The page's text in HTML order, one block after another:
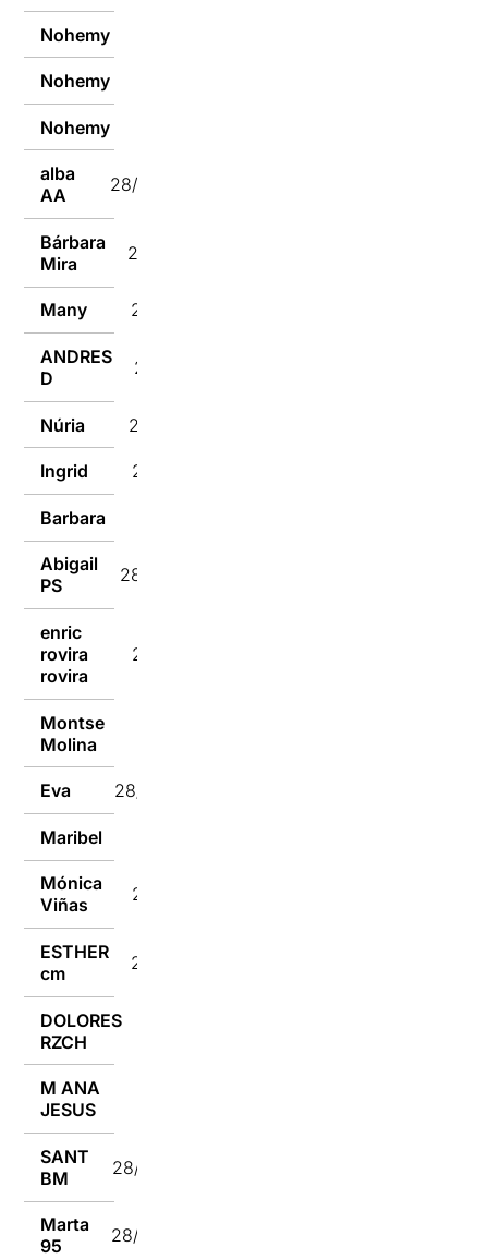
Nohemy
Nohemy
Nohemy
alba
AA
28/10/2024
Bárbara
Mira
28/10/2024
Many 28/10/2024
ANDRES
D
28/10/2024
Núria 28/10/2024
Ingrid 28/10/2024
Barbara
Abigail
PS
28/10/2024
enric
rovira
rovira
28/10/2024
Montse
Molina
Eva 28/10/2024
Maribel
Mónica
Viñas
28/10/2024
ESTHER
cm
28/10/2024
DOLORES
RZCH
M ANA
JESUS
SANT
BM
28/10/2024
Marta
95
28/10/2024